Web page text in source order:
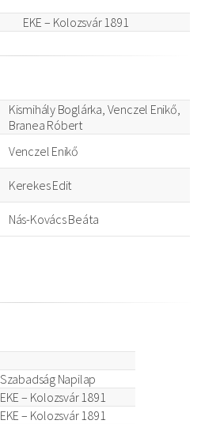
EKE – Kolozsvár 1891
Kismihály Boglárka, Venczel Enikő,
Branea Róbert
Venczel Enikő
Kerekes Edit
Nás-Kovács Beáta
Szabadság Napilap
EKE – Kolozsvár 1891
EKE – Kolozsvár 1891